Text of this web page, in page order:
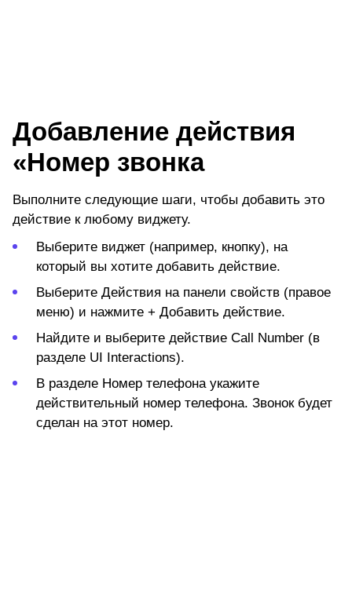
Добавление действия
«Номер звонка
Выполните следующие шаги, чтобы добавить это
действие к любому виджету.
Выберите виджет (например, кнопку), на
который вы хотите добавить действие.
Выберите Действия на панели свойств (правое
меню) и нажмите + Добавить действие.
Найдите и выберите действие Call Number (в
разделе UI Interactions).
В разделе Номер телефона укажите
действительный номер телефона. Звонок будет
сделан на этот номер.